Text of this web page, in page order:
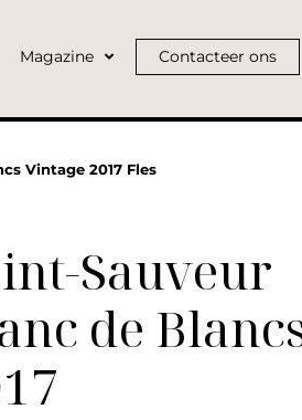
Magazine Contacteer ons
Vintage 2017 Fles
Sauveur
de